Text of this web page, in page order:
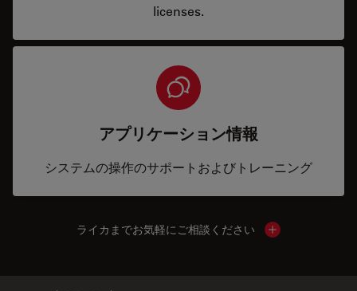
licenses.
アプリケーション情報
システムの操作のサポートおよびトレーニング
ライカまでお気軽にご相談ください Show local